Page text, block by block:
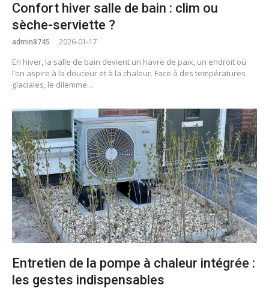
Confort hiver salle de bain : clim ou
sèche-serviette ?
admin8745 2026-01-17
En hiver, la salle de bain devient un havre de paix, un endroit où
l’on aspire à la douceur et à la chaleur. Face à des températures
glaciales, le dilemme…
Entretien de la pompe à chaleur intégrée :
les gestes indispensables